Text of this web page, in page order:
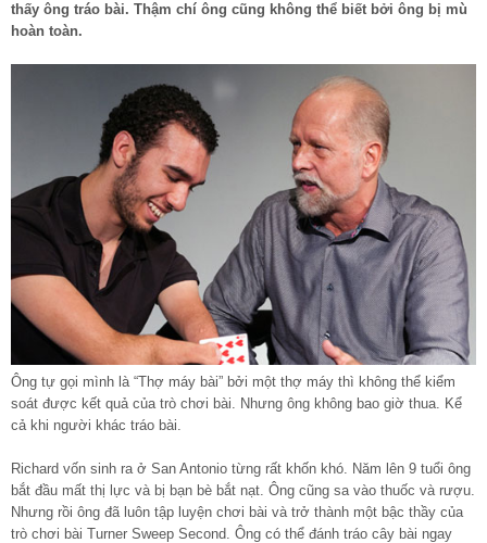
thấy ông tráo bài. Thậm chí ông cũng không thể biết bởi ông bị mù
hoàn toàn.
Ông tự gọi mình là “Thợ máy bài” bởi một thợ máy thì không thể kiểm
soát được kết quả của trò chơi bài. Nhưng ông không bao giờ thua. Kể
cả khi người khác tráo bài.
Richard vốn sinh ra ở San Antonio từng rất khốn khó. Năm lên 9 tuổi ông
bắt đầu mất thị lực và bị bạn bè bắt nạt. Ông cũng sa vào thuốc và rượu.
Nhưng rồi ông đã luôn tập luyện chơi bài và trở thành một bậc thầy của
trò chơi bài Turner Sweep Second. Ông có thể đánh tráo cây bài ngay